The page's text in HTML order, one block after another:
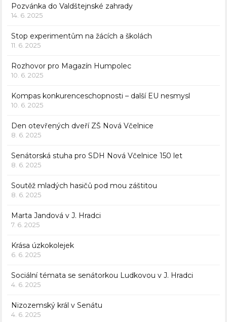
Pozvánka do Valdštejnské zahrady
14. 6. 2025
Stop experimentům na žácích a školách
11. 6. 2025
Rozhovor pro Magazín Humpolec
10. 6. 2025
Kompas konkurenceschopnosti – další EU nesmysl
10. 6. 2025
Den otevřených dveří ZŠ Nová Včelnice
8. 6. 2025
Senátorská stuha pro SDH Nová Včelnice 150 let
8. 6. 2025
Soutěž mladých hasičů pod mou záštitou
8. 6. 2025
Marta Jandová v J. Hradci
7. 6. 2025
Krása úzkokolejek
6. 6. 2025
Sociální témata se senátorkou Ludkovou v J. Hradci
4. 6. 2025
Nizozemský král v Senátu
4. 6. 2025